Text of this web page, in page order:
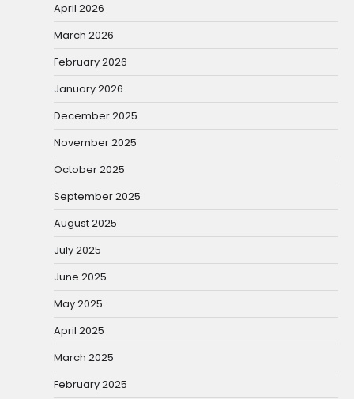
April 2026
March 2026
February 2026
January 2026
December 2025
November 2025
October 2025
September 2025
August 2025
July 2025
June 2025
May 2025
April 2025
March 2025
February 2025